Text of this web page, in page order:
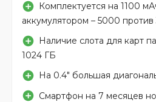
Комплектуется на 1100
аккумулятором – 5000
Наличие слота для карт
1024 ГБ
На 0.4″ большая
Смартфон на 7 месяцев